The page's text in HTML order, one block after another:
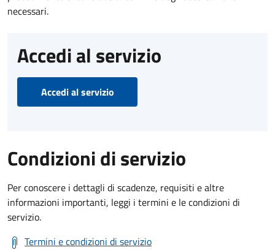
necessari.
Accedi al servizio
Accedi al servizio
Condizioni di servizio
Per conoscere i dettagli di scadenze, requisiti e altre
informazioni importanti, leggi i termini e le condizioni di
servizio.
Termini e condizioni di servizio